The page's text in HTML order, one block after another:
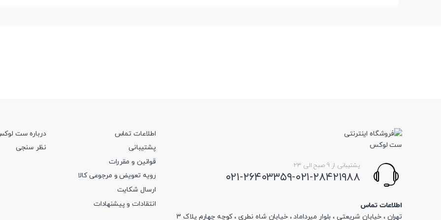
پشتیبانی از 9 صبح الی 23
۰۲۱-۲۶۴۰۳۳۵۹-۰۲۱-۲۸۴۲۱۹۸۸
اطلاعات تماس
تهران ، خیابان شریعتی ، بلوار میرداماد ، خیابان شاه نطری ، کوچه چهارم پلاک 3
اطلاعات تماس
پشتیبانی
قوانین و مقررات
رویه تعویض و مرجوعی کالا
ارسال شکایت
انتقادات و پیشنهادات
درباره ست
نظر سنجی